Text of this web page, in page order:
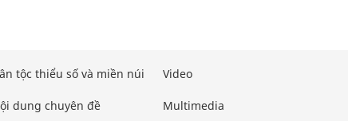
tộc thiểu số và miền núi
dung chuyên đề
Video
Multimedia